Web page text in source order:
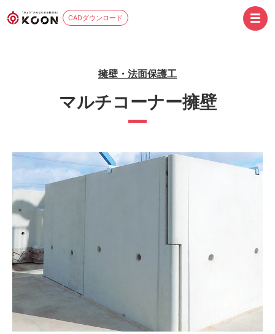
CADダウンロード
擁壁・法面保護工
マルチコーナー擁壁